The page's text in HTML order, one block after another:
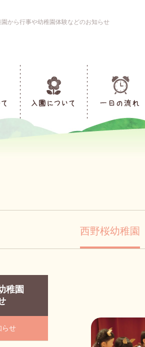
から行事や幼稚園体験などのお知らせ
西野桜幼稚園
稚園
らせ